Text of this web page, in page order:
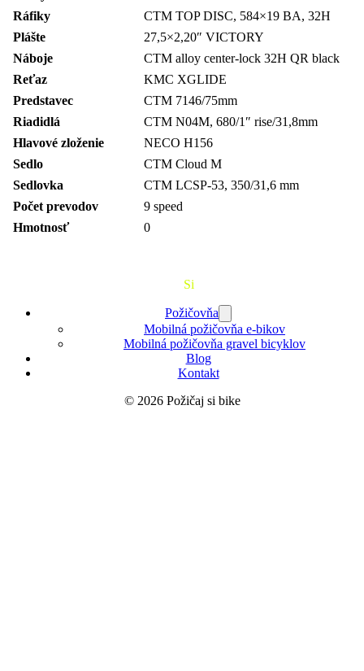
Ráfiky
CTM TOP DISC, 584×19 BA, 32H
Plášte
27,5×2,20″ VICTORY
Náboje
CTM alloy center-lock 32H QR black
Reťaz
KMC XGLIDE
Predstavec
CTM 7146/75mm
Riadidlá
CTM N04M, 680/1″ rise/31,8mm
Hlavové zloženie
NECO H156
Sedlo
CTM Cloud M
Sedlovka
CTM LCSP-53, 350/31,6 mm
Počet prevodov
9 speed
Hmotnosť
0
Si
Požičovňa
Mobilná požičovňa e-bikov
Mobilná požičovňa gravel bicyklov
Blog
Kontakt
© 2026 Požičaj si bike